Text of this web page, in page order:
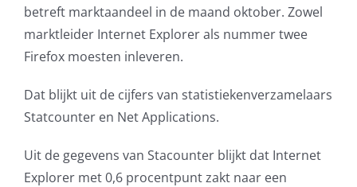
VOIP
AVG
Office365
betreft marktaandeel in de maand oktober. Zowel
marktleider Internet Explorer als nummer twee
Firefox moesten inleveren.
Dat blijkt uit de cijfers van statistiekenverzamelaars
Statcounter en Net Applications.
Uit de gegevens van Stacounter blijkt dat Internet
Explorer met 0,6 procentpunt zakt naar een